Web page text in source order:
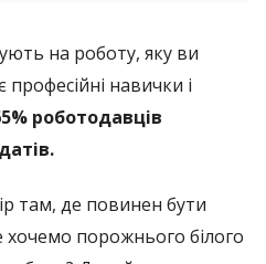
на роботу, яку ви
навички і
роботодавців
там, де повинен бути
хочемо порожнього білого